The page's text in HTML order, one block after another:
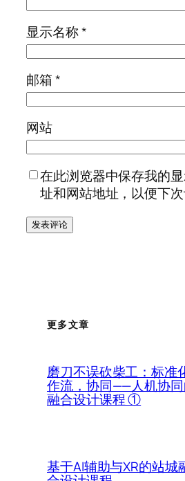
显示名称*
邮箱*
网站
在此浏览器中保存我的
址和网站地址，以便下次
更多文章
磨刀不误砍柴工：标准
作流，协同——人机协
融合设计课程 ①
基于AI辅助与XR的站城